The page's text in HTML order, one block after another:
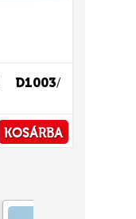
D1003/
KOSÁRBA